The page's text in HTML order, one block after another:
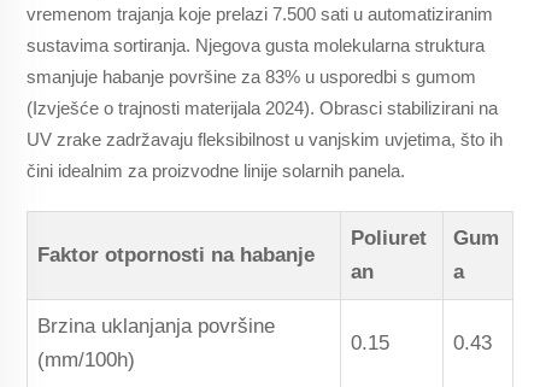
vremenom trajanja koje prelazi 7.500 sati u automatiziranim
sustavima sortiranja. Njegova gusta molekularna struktura
smanjuje habanje površine za 83% u usporedbi s gumom
(Izvješće o trajnosti materijala 2024). Obrasci stabilizirani na
UV zrake zadržavaju fleksibilnost u vanjskim uvjetima, što ih
čini idealnim za proizvodne linije solarnih panela.
Faktor otpornosti na habanje
Poliuret
an
Gum
a
Brzina uklanjanja površine
(mm/100h)
0.15 0.43